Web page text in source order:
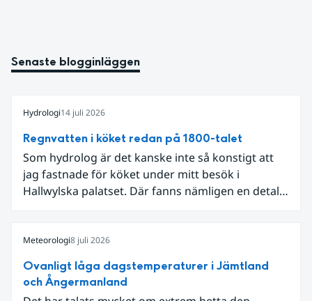
Senaste blogginläggen
Hydrologi14 juli 2026
Regnvatten i köket redan på 1800-talet
Som hydrolog är det kanske inte så konstigt att
jag fastnade för köket under mitt besök i
Hallwylska palatset. Där fanns nämligen en detalj
Meteorologi8 juli 2026
Ovanligt låga dagstemperaturer i Jämtland
och Ångermanland